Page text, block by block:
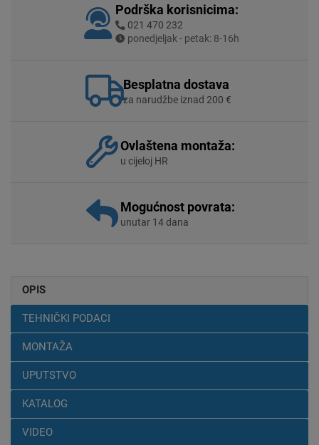
Podrška korisnicima:
021 470 232
ponedjeljak - petak: 8-16h
Besplatna dostava
za narudžbe iznad 200 €
Ovlaštena montaža:
u cijeloj HR
Mogućnost povrata:
unutar 14 dana
OPIS
TEHNIČKI PODACI
MONTAŽA
UPUTSTVO
KATALOG
VIDEO